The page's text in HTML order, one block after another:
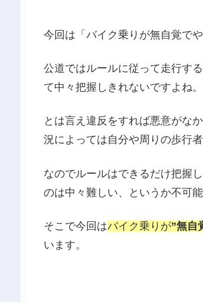
今回は「バイク乗りが無自覚で
公道ではルールに従って走行す
て中々把握しきれないですよね。
とは言え違反をすれば悪意がな
況によっては自分や周りの歩行
なのでルールはできるだけ把握
のは中々難しい、というか不可能
そこで今回はバイク乗りが”無自
います。